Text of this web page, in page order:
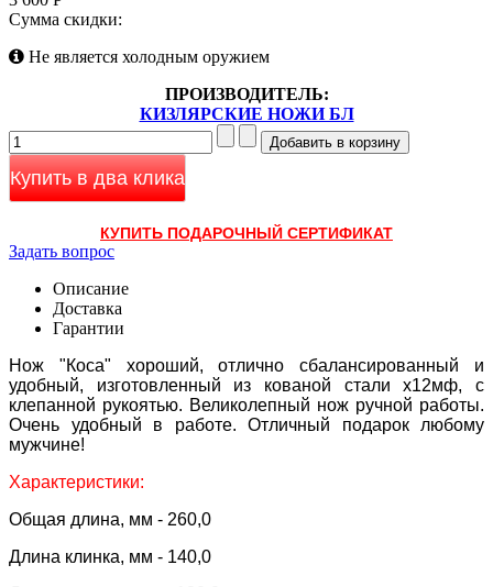
Сумма скидки:
Не является холодным оружием
ПРОИЗВОДИТЕЛЬ:
КИЗЛЯРСКИЕ НОЖИ БЛ
Купить в два клика
КУПИТЬ ПОДАРОЧНЫЙ СЕРТИФИКАТ
Задать вопрос
Описание
Доставка
Гарантии
Нож "Коса" хороший, отлично сбалансированный и
удобный, изготовленный из кованой стали х12мф, с
клепанной рукоятью. Великолепный нож ручной работы.
Очень удобный в работе. Отличный подарок любому
мужчине!
Характеристики:
Общая длина, мм - 260,0
Длина клинка, мм - 140,0